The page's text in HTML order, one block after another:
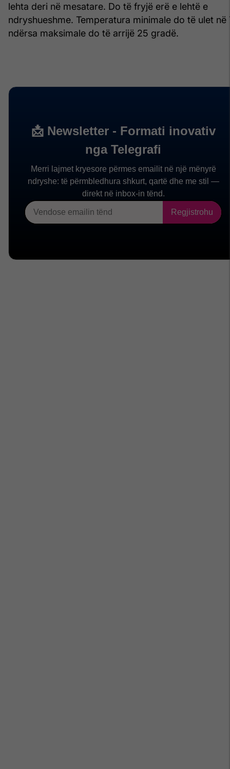
lehta deri në mesatare. Do të fryjë erë e lehtë e
ndryshueshme. Temperatura minimale do të ulet në
ndërsa maksimale do të arrijë 25 gradë.